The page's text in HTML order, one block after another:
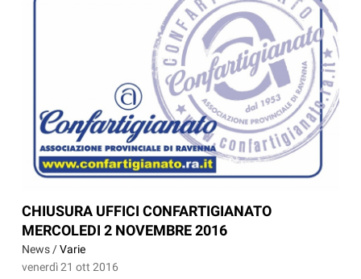
CHIUSURA UFFICI CONFARTIGIANATO
MERCOLEDI 2 NOVEMBRE 2016
News /Varie
venerdì 21 ott 2016